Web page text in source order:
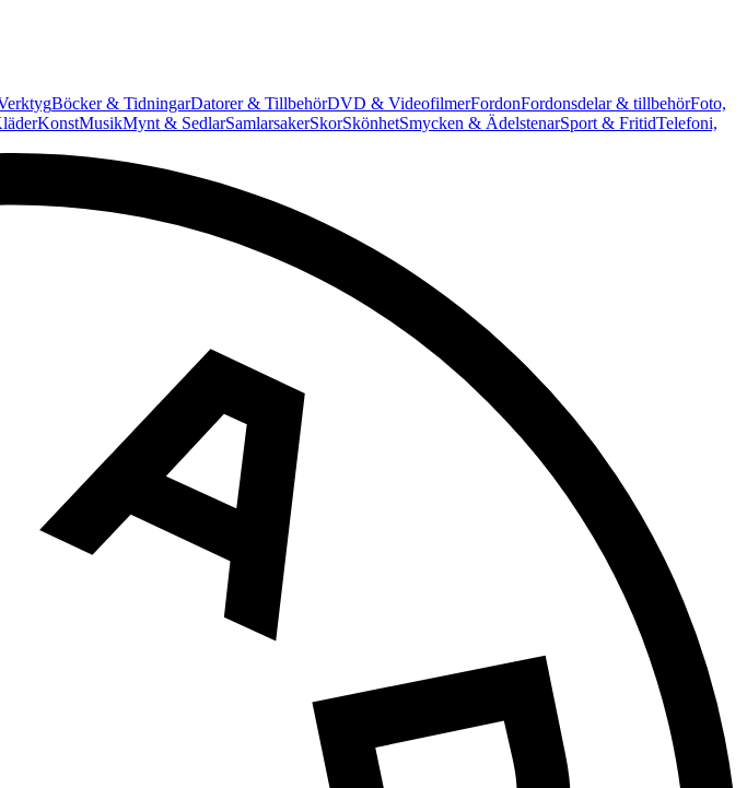
Böcker & TidningarDatorer & TillbehörDVD & VideofilmerFordonFordonsdelar & tillbehörFoto,
KonstMusikMynt & SedlarSamlarsakerSkorSkönhetSmycken & ÄdelstenarSport & FritidTelefoni,